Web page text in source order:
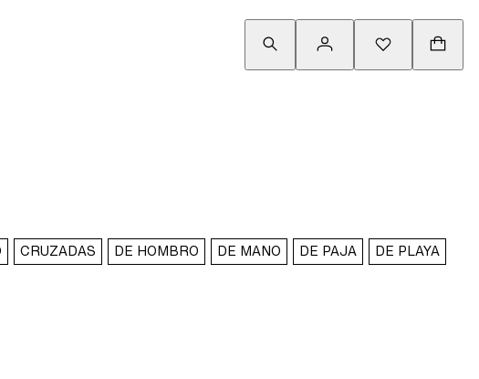
CRUZADAS DE HOMBRO DE MANO DE PAJA DE PLAYA